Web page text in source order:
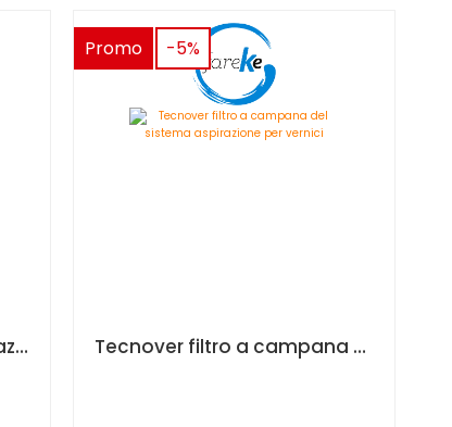
Tecnover sistema di aspirazione per vernici con filtro
Promo -5%
Tecnover filtro a campana del sistema aspirazione per vernici